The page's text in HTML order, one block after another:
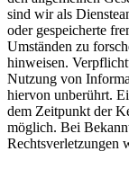
sind wir als
oder gespeicherte
Umständen zu
hinweisen.
Nutzung von
hiervon unberührt.
dem Zeitpunkt der
möglich. Bei
Rechtsverletzungen